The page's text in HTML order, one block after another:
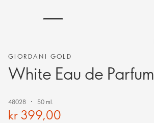
GIORDANI GOLD
White Eau de Parfum
48028 50 ml.
kr 399,00